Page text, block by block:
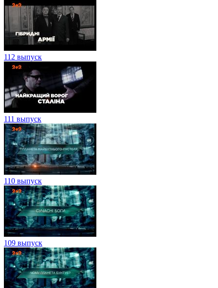
112 выпуск
111 выпуск
110 выпуск
109 выпуск